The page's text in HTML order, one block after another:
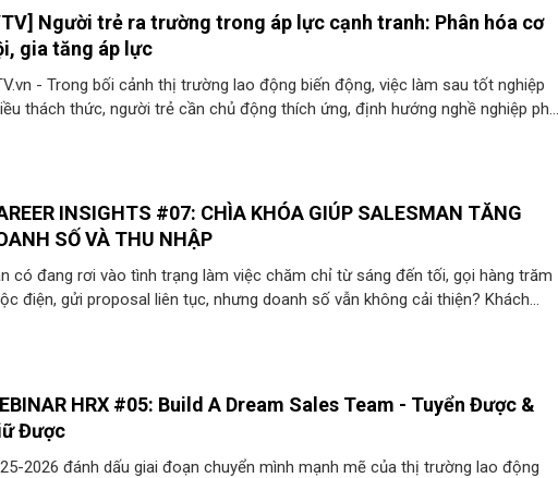
Người trẻ ra trường trong áp lực cạnh tranh: Phân hóa cơ
gia tăng áp lực
- Trong bối cảnh thị trường lao động biến động, việc làm sau tốt nghiệp
thách thức, người trẻ cần chủ động thích ứng, định hướng nghề nghiệp phù
INSIGHTS #07: CHÌA KHÓA GIÚP SALESMAN TĂNG
SỐ VÀ THU NHẬP
có đang rơi vào tình trạng làm việc chăm chỉ từ sáng đến tối, gọi hàng trăm
điện, gửi proposal liên tục, nhưng doanh số vẫn không cải thiện? Khách
HRX #05: Build A Dream Sales Team - Tuyển Được &
Được
2026 đánh dấu giai đoạn chuyển mình mạnh mẽ của thị trường lao động